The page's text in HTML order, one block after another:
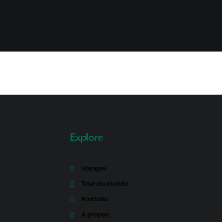
Explore
Voyages
Tour du monde
Portfolio
A propos